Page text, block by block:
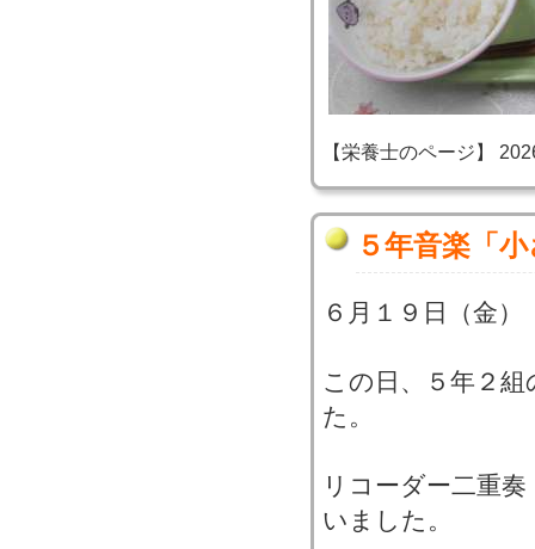
【栄養士のページ】
５年音楽「
６月１９日（金）
この日、５年２
た。
リコーダー二重
いました。